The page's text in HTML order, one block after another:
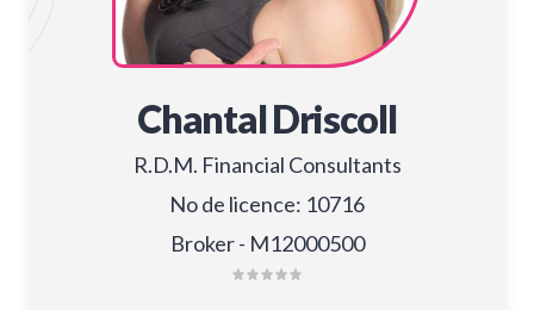
Chantal Driscoll
R.D.M. Financial Consultants
No de licence: 10716
Broker - M12000500